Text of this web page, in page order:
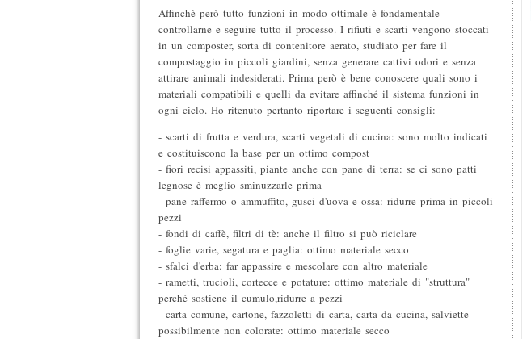
Affinchè però tutto funzioni in modo ottimale è fondamentale
controllarne e seguire tutto il processo. I rifiuti e scarti vengono stoccati
in un composter, sorta di contenitore aerato, studiato per fare il
compostaggio in piccoli giardini, senza generare cattivi odori e senza
attirare animali indesiderati. Prima però è bene conoscere quali sono i
materiali compatibili e quelli da evitare affinché il sistema funzioni in
ogni ciclo. Ho ritenuto pertanto riportare i seguenti consigli:
- scarti di frutta e verdura, scarti vegetali di cucina: sono molto indicati
e costituiscono la base per un ottimo compost
- fiori recisi appassiti, piante anche con pane di terra: se ci sono patti
legnose è meglio sminuzzarle prima
- pane raffermo o ammuffito, gusci d'uova e ossa: ridurre prima in piccoli
pezzi
- fondi di caffè, filtri di tè: anche il filtro si può riciclare
- foglie varie, segatura e paglia: ottimo materiale secco
- sfalci d'erba: far appassire e mescolare con altro materiale
- rametti, trucioli, cortecce e potature: ottimo materiale di "struttura"
perché sostiene il cumulo,ridurre a pezzi
- carta comune, cartone, fazzoletti di carta, carta da cucina, salviette
possibilmente non colorate: ottimo materiale secco